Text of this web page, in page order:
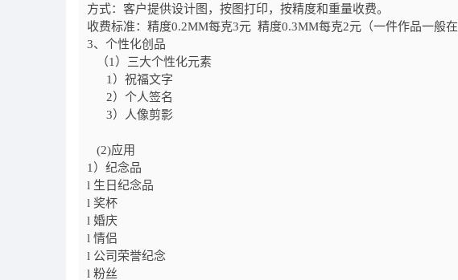
方式：客户提供设计图，按图打印，按精度和重量收费。
收费标准：精度0.2MM每克3元 精度0.3MM每克2元（一件作品一般在
3、个性化创品
（1 ）三大个性化元素
1 ）祝福文字
2）个人签名
3）人像剪影
(2)应用
1 ）纪念品
l 生日纪念品
l 奖杯
l 婚庆
l 情侣
l 公司荣誉纪念
l 粉丝